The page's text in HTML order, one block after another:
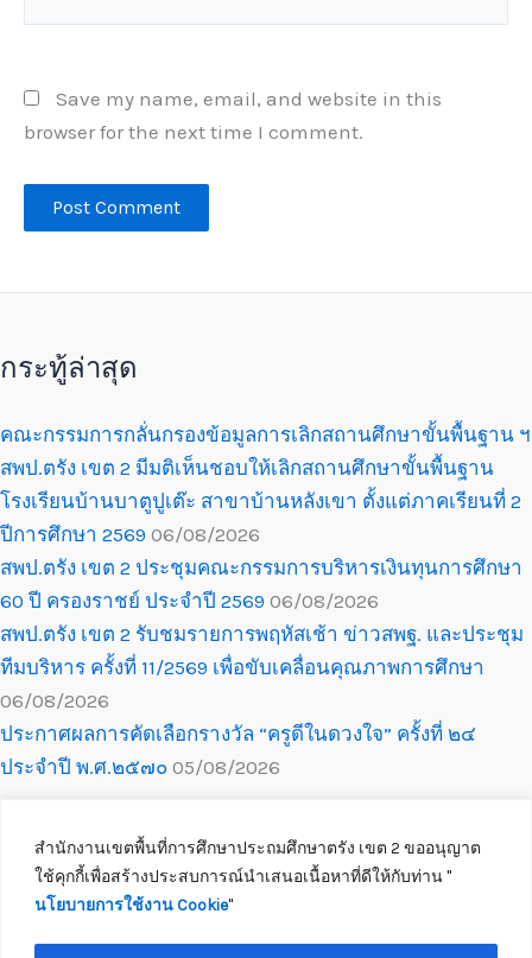
สำนักงานเขตพื้นที่การศึกษาประถมศึกษาตรัง เขต 2 ขออนุญาต
ใช้คุกกี้เพื่อสร้างประสบการณ์นำเสนอเนื้อหาที่ดีให้กับท่าน ''
นโยบายการใช้งาน Cookie''
Save my name, email, and website in this
browser for the next time I comment.
กระทู้ล่าสุด
คณะกรรมการกลั่นกรองข้อมูลการเลิกสถานศึกษาขั้นพื้นฐาน ฯ
สพป.ตรัง เขต 2 มีมติเห็นชอบให้เลิกสถานศึกษาขั้นพื้นฐาน
โรงเรียนบ้านบาตูปูเต๊ะ สาขาบ้านหลังเขา ตั้งแต่ภาคเรียนที่ 2
ปีการศึกษา 2569 06/08/2026
สพป.ตรัง เขต 2 ประชุมคณะกรรมการบริหารเงินทุนการศึกษา
60 ปี ครองราชย์ ประจำปี 2569 06/08/2026
สพป.ตรัง เขต 2 รับชมรายการพฤหัสเช้า ข่าวสพฐ. และประชุม
ทีมบริหาร ครั้งที่ 11/2569 เพื่อขับเคลื่อนคุณภาพการศึกษา
06/08/2026
ประกาศผลการคัดเลือกรางวัล “ครูดีในดวงใจ” ครั้งที่ ๒๔
ประจำปี พ.ศ.๒๕๗๐ 05/08/2026
Copyright © 2026 สำนักงานเขตพื้นที่การศึกษาประถมศึกษาตรัง เขต 2